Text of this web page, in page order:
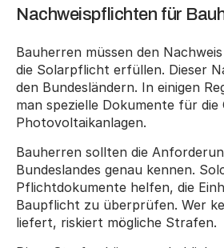
Nachweispflichten für
Bauherren müssen den
die Solarpflicht erfüllen. Dieser
den Bundesländern. In einigen
man spezielle Dokumente für die
Photovoltaikanlagen.
Bauherren sollten die
Bundeslandes genau kennen.
Pflichtdokumente helfen, die
Baupflicht zu überprüfen. Wer
liefert, riskiert mögliche Strafen.